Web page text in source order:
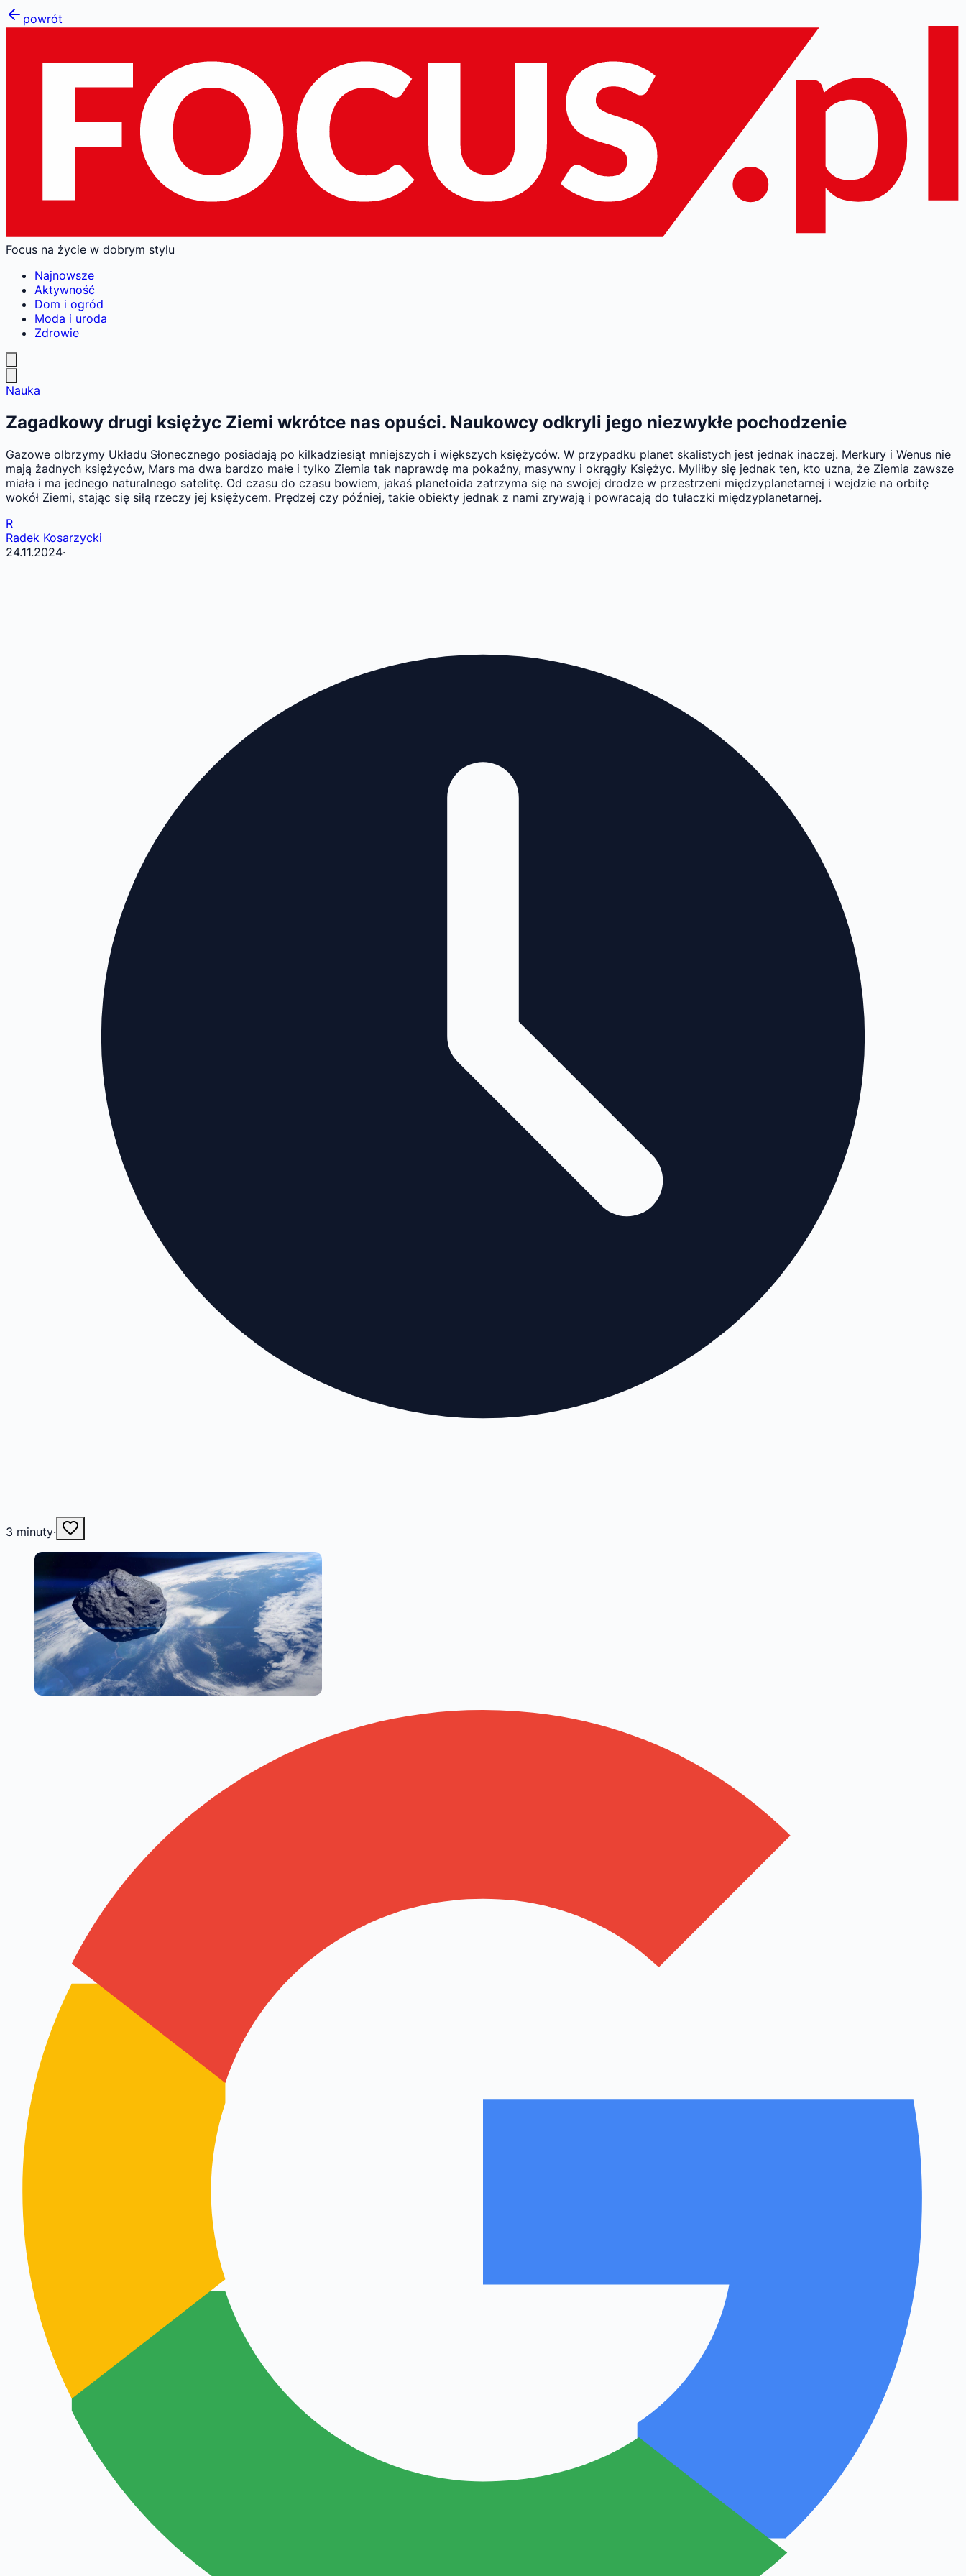
powrót
Focus na życie w dobrym stylu
Najnowsze
Aktywność
Dom i ogród
Moda i uroda
Zdrowie
Nauka
Zagadkowy drugi księżyc Ziemi wkrótce nas opuści. Naukowcy odkryli jego niezwykłe pochodzenie
Gazowe olbrzymy Układu Słonecznego posiadają po kilkadziesiąt mniejszych i większych księżyców. W przypadku planet skalistych jest jednak inaczej. Merkury i Wenus nie
mają żadnych księżyców, Mars ma dwa bardzo małe i tylko Ziemia tak naprawdę ma pokaźny, masywny i okrągły Księżyc. Myliłby się jednak ten, kto uzna, że Ziemia zawsze
miała i ma jednego naturalnego satelitę. Od czasu do czasu bowiem, jakaś planetoida zatrzyma się na swojej drodze w przestrzeni międzyplanetarnej i wejdzie na orbitę
wokół Ziemi, stając się siłą rzeczy jej księżycem. Prędzej czy później, takie obiekty jednak z nami zrywają i powracają do tułaczki międzyplanetarnej.
R
Radek Kosarzycki
24.11.2024·
3 minuty·